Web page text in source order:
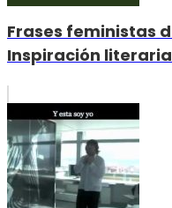
Frases feministas
Inspiración